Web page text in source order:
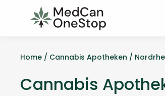
Home / Cannabis Apotheken /
Cannabis